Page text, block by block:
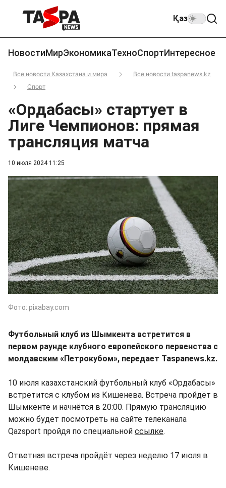
Қаз
НовостиМирЭкономикаТехноСпортИнтересное
Все новости Казахстана и мира
Все новости taspanews.kz
Спорт
10 июля 2024 11:25
«Ордабасы» стартует в
Лиге Чемпионов: прямая
трансляция матча
Фото: pixabay.com
Футбольный клуб из Шымкента встретится в
первом раунде клубного европейского первенства с
молдавским «Петрокубом», передает Taspanews.kz.
10 июля казахстанский футбольный клуб «Ордабасы»
встретится с клубом из Кишенева. Встреча пройдёт в
Шымкенте и начнётся в 20:00. Прямую трансляцию
можно будет посмотреть на сайте телеканала
Qazsport пройдя по специальной ссылке.
Ответная встреча пройдёт через неделю 17 июля в
Кишеневе.